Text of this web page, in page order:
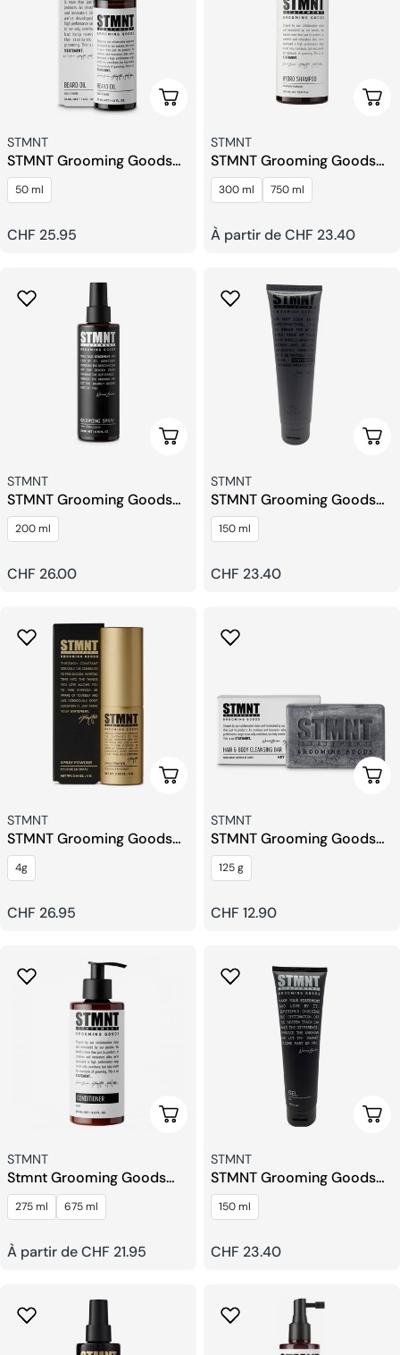
Ajouter Au Panier
Fournisseur:
STMNT
STMNT Grooming Goods
Huile à Barbe
50 ml
Prix
CHF 25.95
Fournisseur:
STMNT
STMNT Grooming Goods
Hydro Shampooing
300 ml 750 ml
Prix
À partir de CHF 23.40
Ajouter Au Panier
Fournisseur:
STMNT
STMNT Grooming Goods
Spray Embilisseur
200 ml
Prix
CHF 26.00
Fournisseur:
STMNT
STMNT Grooming Goods
Crème Bouclante
150 ml
Prix
CHF 23.40
Ajouter Au Panier
Fournisseur:
STMNT
STMNT Grooming Goods
Poudre en Spray
4g
Prix
CHF 26.95
Fournisseur:
STMNT
STMNT Grooming Goods
Pain Lavant Cheveux Et
Corps
125 g
Prix
CHF 12.90
Choisissez Les Options
Fournisseur:
STMNT
Stmnt Grooming Goods
Après-shampoing
275 ml 675 ml
Prix
À partir de CHF 21.95
Fournisseur:
STMNT
STMNT Grooming Goods
Gel
150 ml
Prix
CHF 23.40